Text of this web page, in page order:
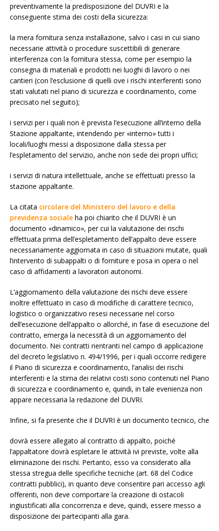
preventivamente la predisposizione del DUVRI e la
conseguente stima dei costi della sicurezza:
la mera fornitura senza installazione, salvo i casi in cui siano
necessarie attività o procedure suscettibili di generare
interferenza con la fornitura stessa, come per esempio la
consegna di materiali e prodotti nei luoghi di lavoro o nei
cantieri (con l’esclusione di quelli ove i rischi interferenti sono
stati valutati nel piano di sicurezza e coordinamento, come
precisato nel seguito);
i servizi per i quali non è prevista l’esecuzione all’interno della
Stazione appaltante, intendendo per «interno» tutti i
locali/luoghi messi a disposizione dalla stessa per
l’espletamento del servizio, anche non sede dei propri uffici;
i servizi di natura intellettuale, anche se effettuati presso la
stazione appaltante.
La citata circolare del Ministero del lavoro e della
previdenza sociale ha poi chiarito che il DUVRI è un
documento «dinamico», per cui la valutazione dei rischi
effettuata prima dell’espletamento dell’appalto deve essere
necessariamente aggiornata in caso di situazioni mutate, quali
l’intervento di subappalti o di forniture e posa in opera o nel
caso di affidamenti a lavoratori autonomi.
L’aggiornamento della valutazione dei rischi deve essere
inoltre effettuato in caso di modifiche di carattere tecnico,
logistico o organizzativo resesi necessarie nel corso
dell’esecuzione dell’appalto o allorché, in fase di esecuzione del
contratto, emerga la necessità di un aggiornamento del
documento. Nei contratti rientranti nel campo di applicazione
del decreto legislativo n. 494/1996, per i quali occorre redigere
il Piano di sicurezza e coordinamento, l’analisi dei rischi
interferenti e la stima dei relativi costi sono contenuti nel Piano
di sicurezza e coordinamento e, quindi, in tale evenienza non
appare necessaria la redazione del DUVRI.
Infine, si fa presente che il DUVRI è un documento tecnico, che
dovrà essere allegato al contratto di appalto, poiché
l’appaltatore dovrà espletare le attività ivi previste, volte alla
eliminazione dei rischi. Pertanto, esso va considerato alla
stessa stregua delle specifiche tecniche (art. 68 del Codice
contratti pubblici), in quanto deve consentire pari accesso agli
offerenti, non deve comportare la creazione di ostacoli
ingiustificati alla concorrenza e deve, quindi, essere messo a
disposizione dei partecipanti alla gara.